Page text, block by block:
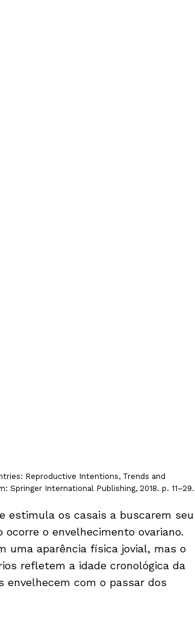
Reproductive Intentions, Trends and
Springer International Publishing, 2018. p. 11–29.
estimula os casais a buscarem seu
o envelhecimento ovariano.
uma aparência física jovial, mas o
refletem a idade cronológica da
envelhecem com o passar dos